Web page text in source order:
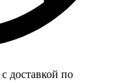
с доставкой по